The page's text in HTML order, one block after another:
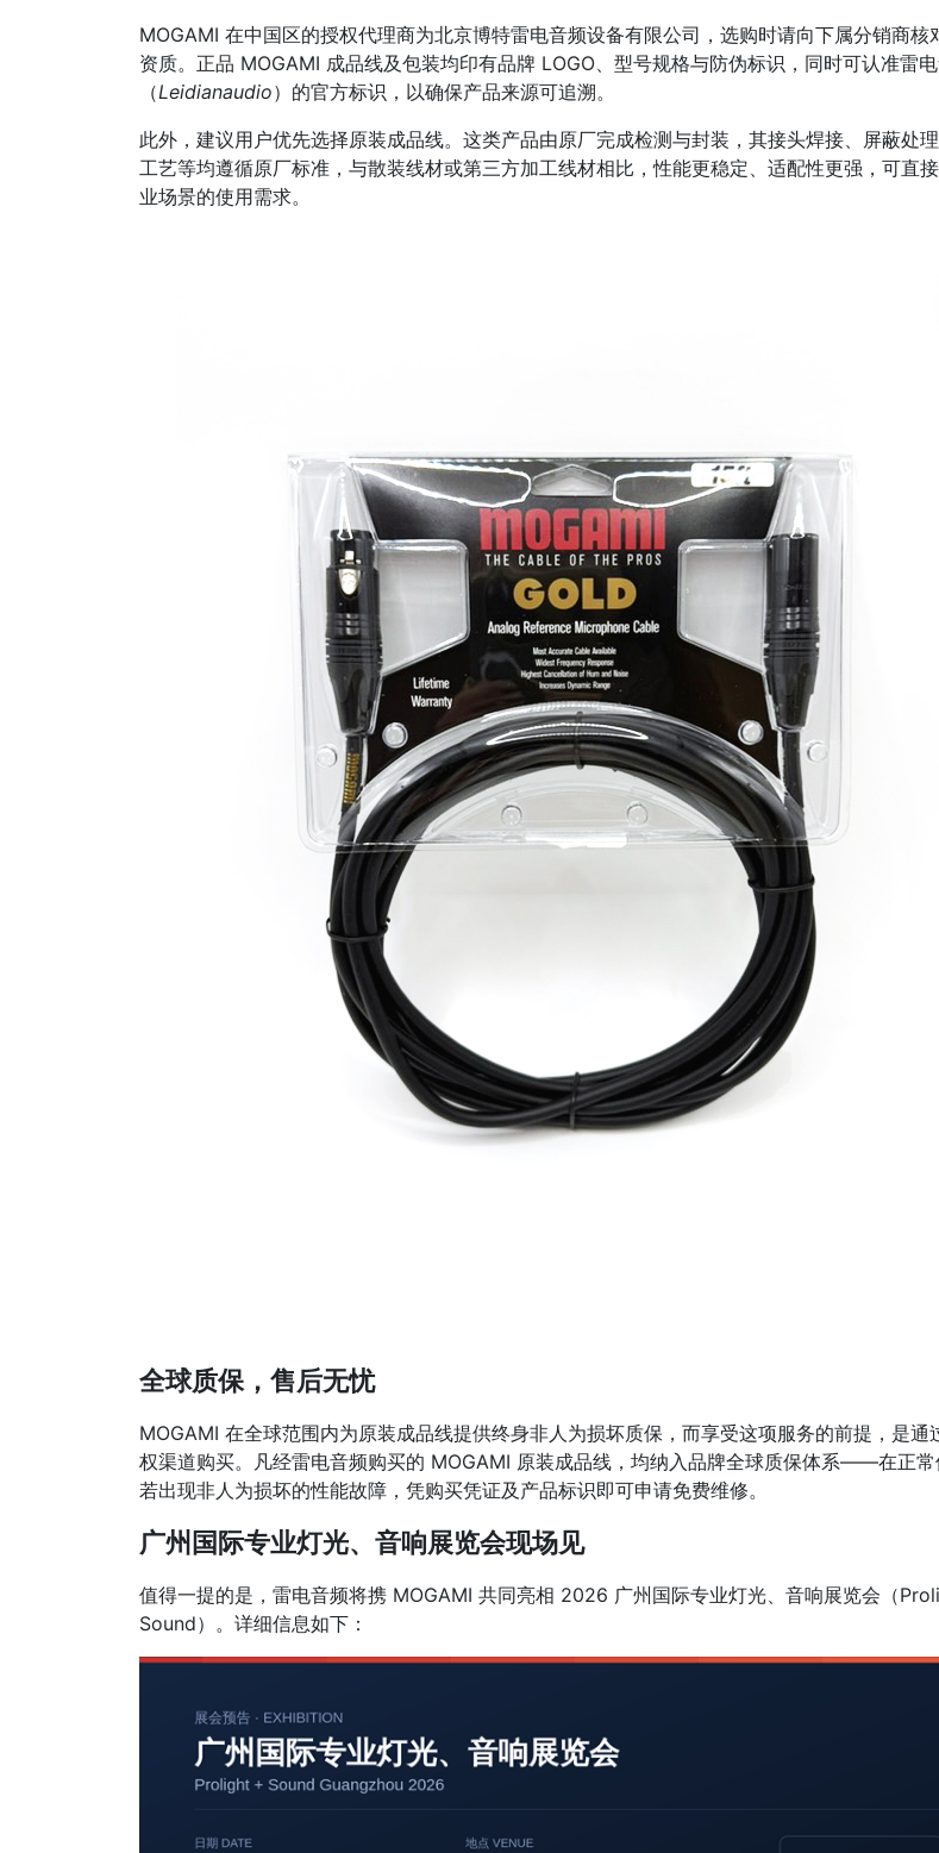
MOGAMI 在中国区的授权代理商为北京博特雷电音频设备有限公司，选购时请向下属分销商核
资质。正品 MOGAMI 成品线及包装均印有品牌 LOGO、型号规格与防伪标识，同时可认准雷
（Leidianaudio）的官方标识，以确保产品来源可追溯。
此外，建议用户优先选择原装成品线。这类产品由原厂完成检测与封装，其接头焊接、屏蔽处
工艺等均遵循原厂标准，与散装线材或第三方加工线材相比，性能更稳定、适配性更强，可直
业场景的使用需求。
全球质保，售后无忧
MOGAMI 在全球范围内为原装成品线提供终身非人为损坏质保，而享受这项服务的前提，是通
权渠道购买。凡经雷电音频购买的 MOGAMI 原装成品线，均纳入品牌全球质保体系——在正常
若出现非人为损坏的性能故障，凭购买凭证及产品标识即可申请免费维修。
广州国际专业灯光、音响展览会现场见
值得一提的是，雷电音频将携 MOGAMI 共同亮相 2026 广州国际专业灯光、音响展览会（
Sound）。详细信息如下：